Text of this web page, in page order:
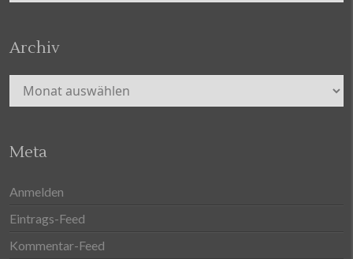
Archiv
Archiv
Meta
Anmelden
Eintrags-Feed
Kommentar-Feed